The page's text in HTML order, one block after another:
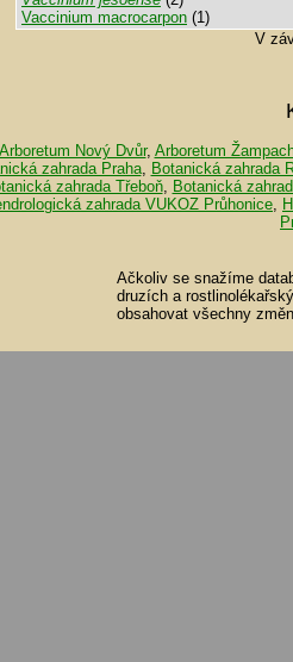
Vaccinium macrocarpon (1)
V
Arboretum Nový Dvůr, Arboretum
zahrada Praha, Botanická zahrada
zahrada Třeboň, Botanická
zahrada VUKOZ Průhonice
Ačkoliv se snažíme
druzích a
obsahovat všechny